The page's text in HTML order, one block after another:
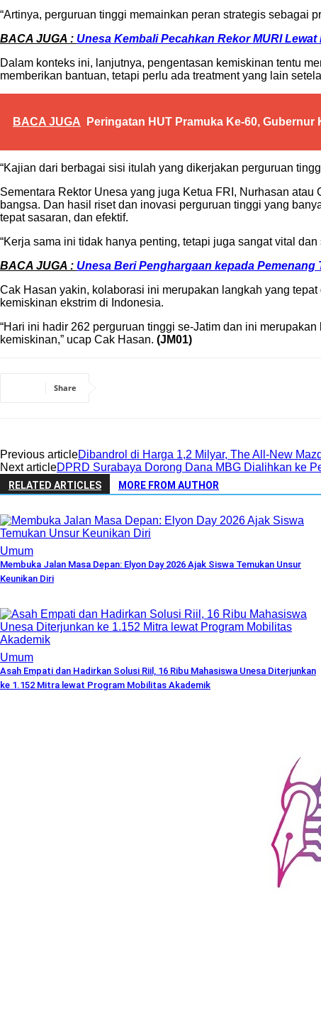
“Artinya, perguruan tinggi memainkan peran strategis sebagai
BACA JUGA : Unesa Kembali Pecahkan Rekor MURI
Dalam konteks ini, lanjutnya, pengentasan kemiskinan tentu
memberikan bantuan, tetapi perlu ada treatment yang lain
BACA JUGA Peringatan HUT Pramuka Ke-60,
“Kajian dari berbagai sisi itulah yang dikerjakan perguruan
Sementara Rektor Unesa yang juga Ketua FRI, Nurhasan
bangsa. Dan hasil riset dan inovasi perguruan tinggi yang
tepat sasaran, dan efektif.
“Kerja sama ini tidak hanya penting, tetapi juga sangat vital
BACA JUGA : Unesa Beri Penghargaan kepada
Cak Hasan yakin, kolaborasi ini merupakan langkah yang
kemiskinan ekstrim di Indonesia.
“Hari ini hadir 262 perguruan tinggi se-Jatim dan ini
kemiskinan,” ucap Cak Hasan. (JM01)
Share
Previous articleDibandrol di Harga 1,2 Milyar, The All-New
Next articleDPRD Surabaya Dorong Dana MBG Dialihkan ke
RELATED ARTICLES MORE FROM AUTHOR
Umum
Membuka Jalan Masa Depan: Elyon Day 2026 Ajak Siswa Temukan Unsur
Keunikan Diri
Umum
Asah Empati dan Hadirkan Solusi Riil, 16 Ribu Mahasiswa Unesa Diterjunkan
ke 1.152 Mitra lewat Program Mobilitas Akademik